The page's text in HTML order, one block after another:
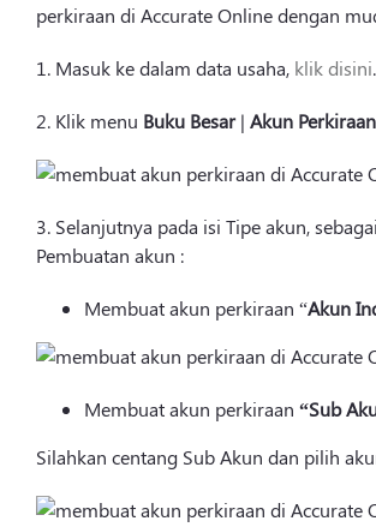
perkiraan di Accurate Online dengan
1. Masuk ke dalam data usaha, klik disini.
2. Klik menu Buku Besar| Akun Perkiraan
3. Selanjutnya pada isi Tipe akun,
Pembuatan akun :
Membuat akun perkiraan “Akun
Membuat akun perkiraan “Sub
Silahkan centang Sub Akun dan pilih